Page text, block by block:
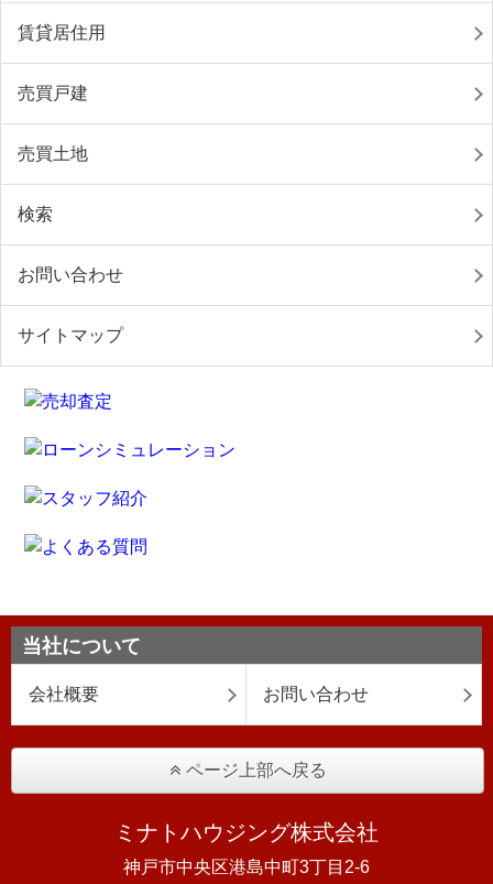
賃貸居住用
売買戸建
売買土地
検索
お問い合わせ
サイトマップ
当社について
会社概要 お問い合わせ
ページ上部へ戻る
ミナトハウジング株式会社
神戸市中央区港島中町3丁目2-6